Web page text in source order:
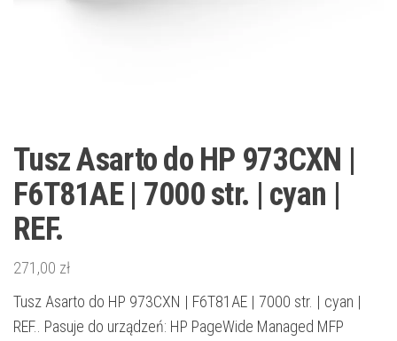
Tusz Asarto do HP 973CXN |
F6T81AE | 7000 str. | cyan |
REF.
271,00 zł
Tusz Asarto do HP 973CXN | F6T81AE | 7000 str. | cyan |
REF.. Pasuje do urządzeń: HP PageWide Managed MFP